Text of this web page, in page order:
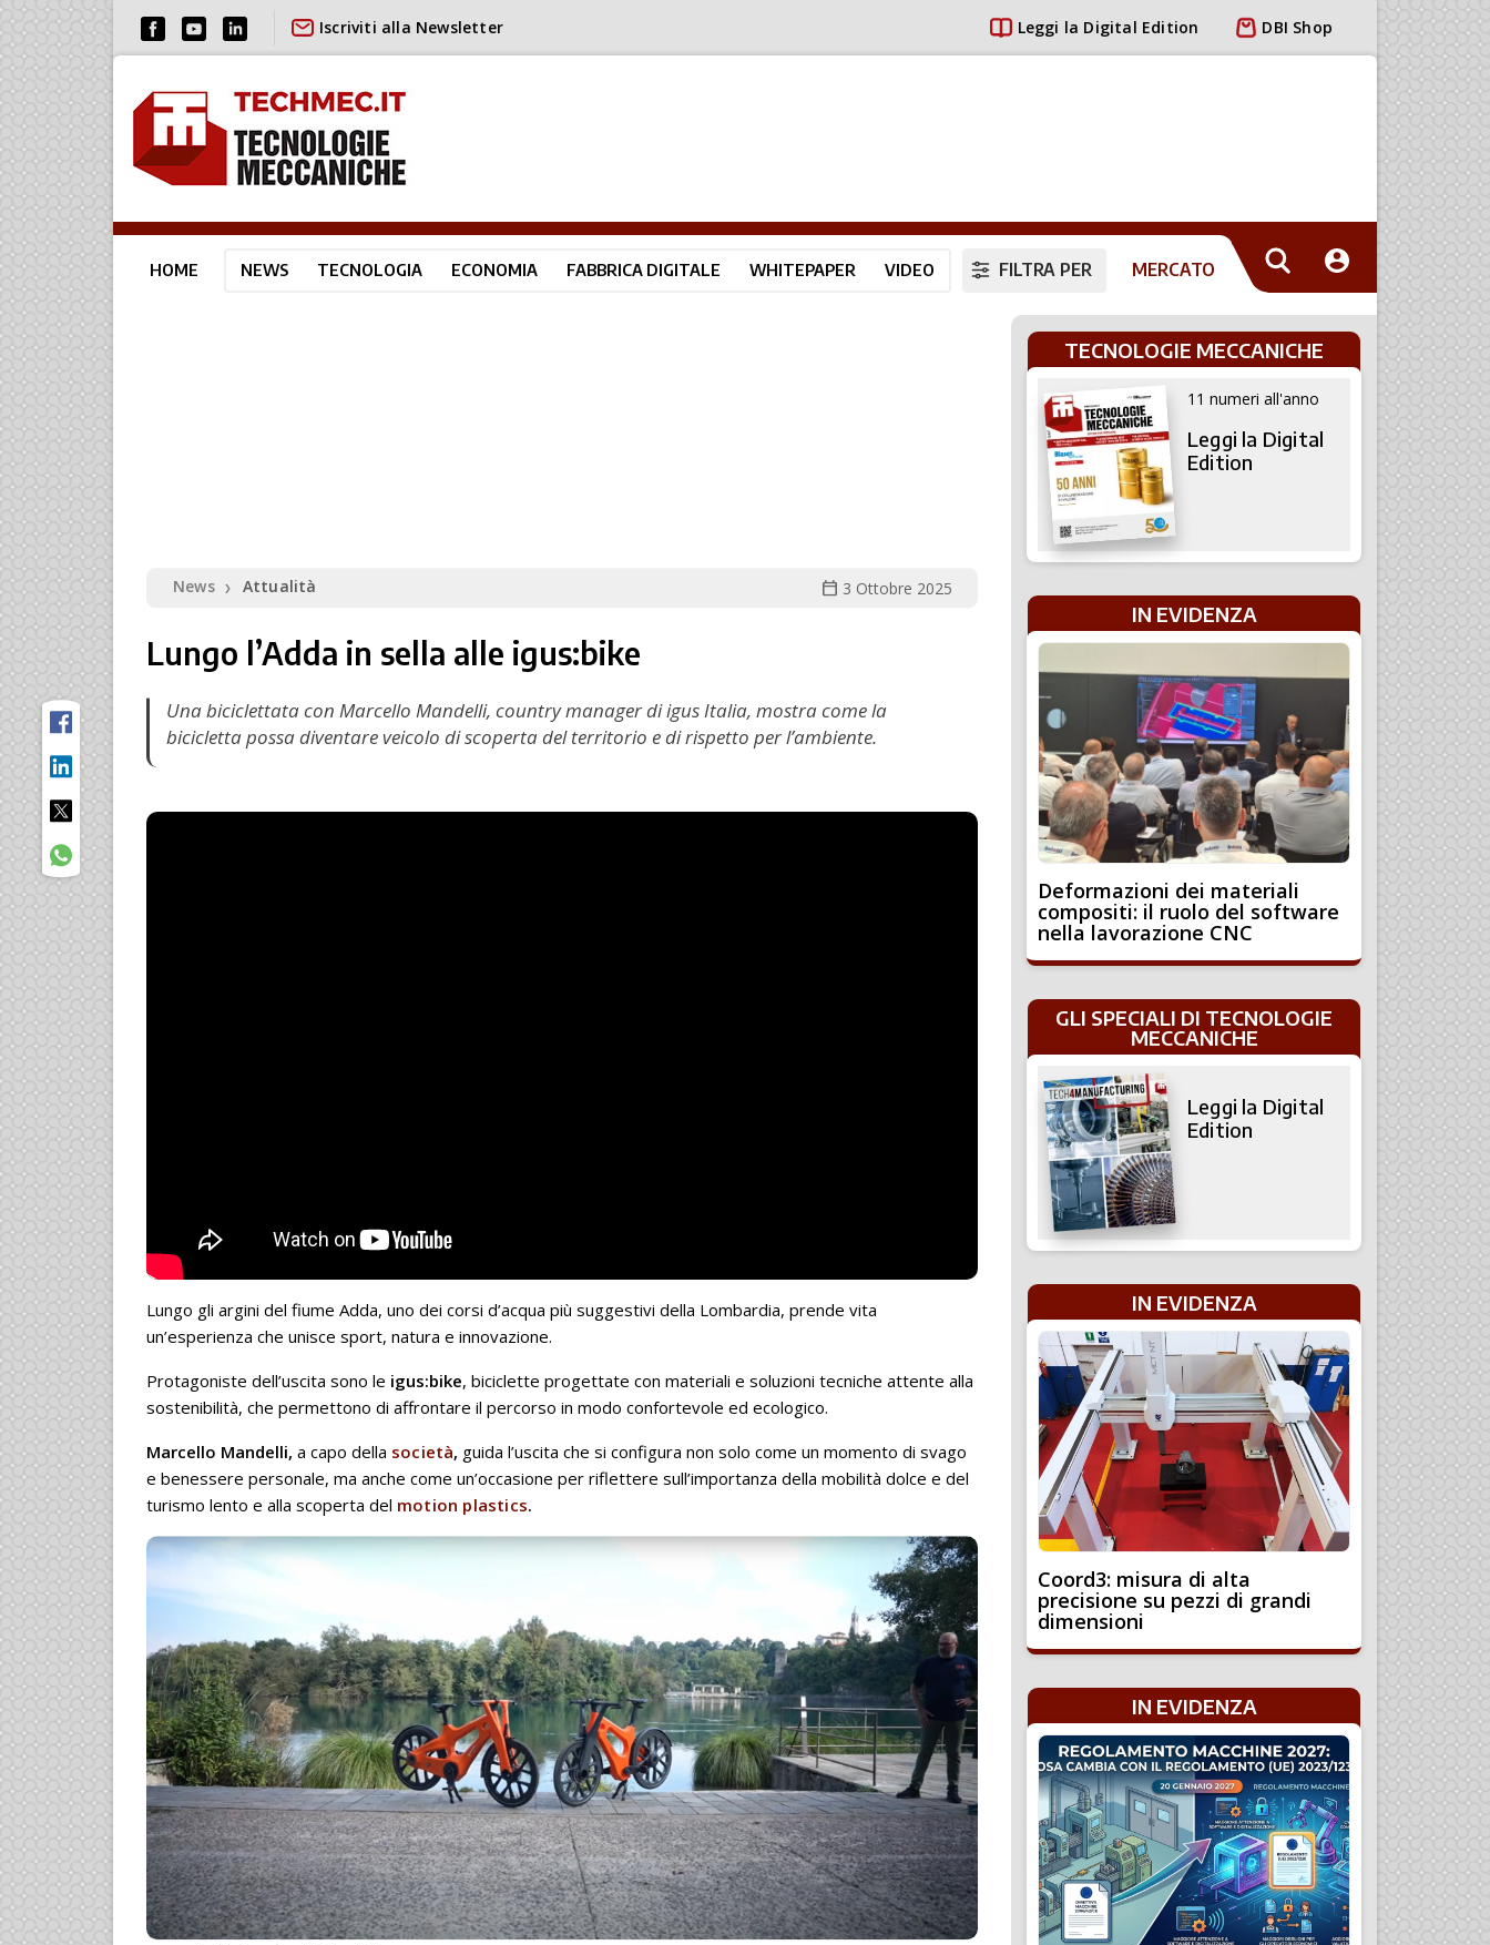
Iscriviti alla Newsletter Leggi la Digital Edition DBI Shop
HOME NEWS TECNOLOGIA ECONOMIA FABBRICA DIGITALE WHITEPAPER VIDEO FILTRA PER MERCATO
News ❯ Attualità calendar_today 3 Ottobre 2025
Lungo l’Adda in sella alle igus:bike
Una biciclettata con Marcello Mandelli, country manager di igus Italia, mostra come la
bicicletta possa diventare veicolo di scoperta del territorio e di rispetto per l’ambiente.
Lungo gli argini del fiume Adda, uno dei corsi d’acqua più suggestivi della Lombardia, prende vita
un’esperienza che unisce sport, natura e innovazione.
Protagoniste dell’uscita sono le igus:bike, biciclette progettate con materiali e soluzioni tecniche attente alla
sostenibilità, che permettono di affrontare il percorso in modo confortevole ed ecologico.
Marcello Mandelli, a capo della società, guida l’uscita che si configura non solo come un momento di svago
e benessere personale, ma anche come un’occasione per riflettere sull’importanza della mobilità dolce e del
turismo lento e alla scoperta del motion plastics.
TECNOLOGIE MECCANICHE
11 numeri all'anno
Leggi la Digital
Edition
IN EVIDENZA
Deformazioni dei materiali
compositi: il ruolo del software
nella lavorazione CNC
GLI SPECIALI DI TECNOLOGIE
MECCANICHE
Leggi la Digital
Edition
IN EVIDENZA
Coord3: misura di alta
precisione su pezzi di grandi
dimensioni
IN EVIDENZA